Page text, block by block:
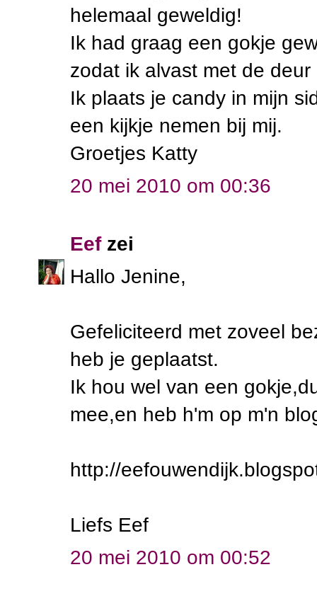
helemaal geweldig!
Ik had graag een gokje
zodat ik alvast met de
Ik plaats je candy in mijn
een kijkje nemen bij mij.
Groetjes Katty
20 mei 2010 om 00:36
Eefzei
Hallo Jenine,
Gefeliciteerd met zoveel
heb je geplaatst.
Ik hou wel van een
mee,en heb h'm op m'n
http://
Liefs Eef
20 mei 2010 om 00:52